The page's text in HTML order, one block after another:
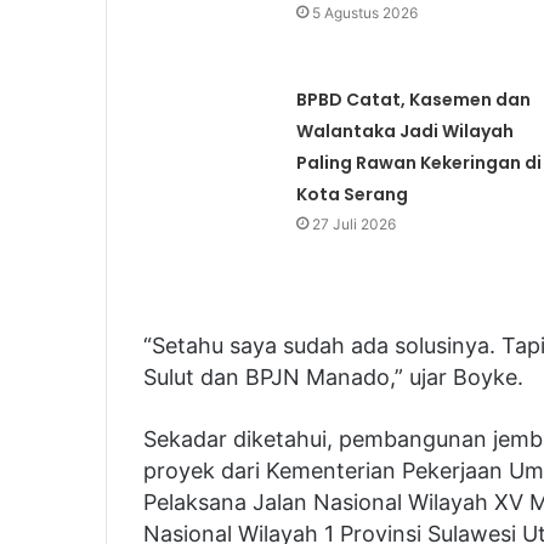
5 Agustus 2026
BPBD Catat, Kasemen dan
Walantaka Jadi Wilayah
Paling Rawan Kekeringan di
Kota Serang
27 Juli 2026
“Setahu saya sudah ada solusinya.
Sulut dan BPJN Manado,” ujar Boyke.
Sekadar diketahui, pembangunan
proyek dari Kementerian Pekerjaan
Pelaksana Jalan Nasional Wilayah XV
Nasional Wilayah 1 Provinsi Sulawesi